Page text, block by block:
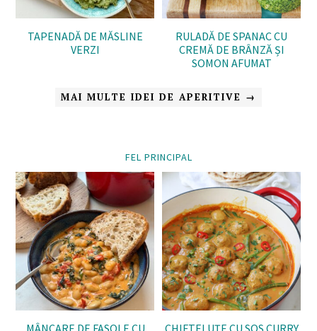
TAPENADĂ DE MĂSLINE
VERZI
RULADĂ DE SPANAC CU
CREMĂ DE BRÂNZĂ ȘI
SOMON AFUMAT
MAI MULTE IDEI DE APERITIVE →
FEL PRINCIPAL